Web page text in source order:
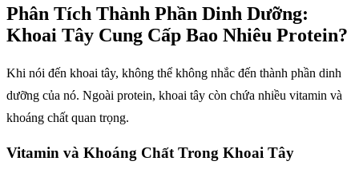
Phân Tích Thành Phần Dinh Dưỡng:
Khoai Tây Cung Cấp Bao Nhiêu Protein?
Khi nói đến khoai tây, không thể không nhắc đến thành phần dinh
dưỡng của nó. Ngoài protein, khoai tây còn chứa nhiều vitamin và
khoáng chất quan trọng.
Vitamin và Khoáng Chất Trong Khoai Tây